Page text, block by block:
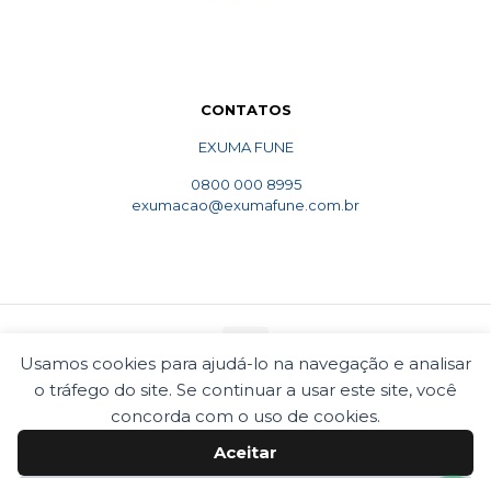
Usamos cookies para ajudá-lo na navegação e analisar
o tráfego do site. Se continuar a usar este site, você
concorda com o uso de cookies.
Aceitar
CONTATOS
EXUMA FUNE
0800 000 8995
exumacao@exumafune.com.br
© 2010 Exumafune. Todos direitos reservados- Ligue
0800 000 8995. Exumações de ossos em todo o Brasil.
Termos e condições
Politica de privacidade